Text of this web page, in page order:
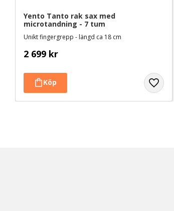
Yento Tanto rak sax med
microtandning - 7 tum
Unikt fingergrepp - längd ca 18 cm
2 699 kr